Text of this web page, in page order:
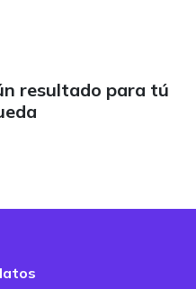
resultado para tú